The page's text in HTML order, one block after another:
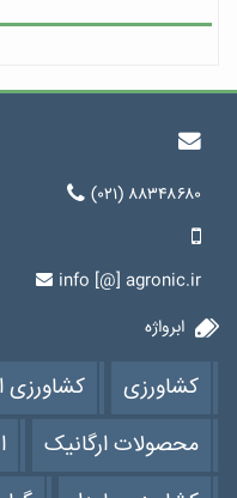
(۰۲۱) ۸۸۳۴۸۶۸۰
info [@] agronic.ir
ابرواژه
کشاورزی کشاورزی
محصولات ارگانیک